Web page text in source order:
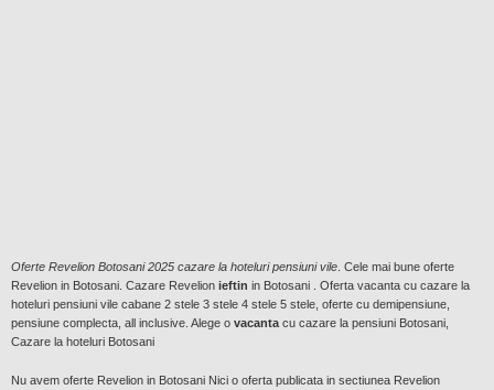
Oferte Revelion Botosani 2025 cazare la hoteluri pensiuni vile . Cele mai bune oferte
Revelion in Botosani. Cazare Revelion ieftin in Botosani . Oferta vacanta cu cazare la
hoteluri pensiuni vile cabane 2 stele 3 stele 4 stele 5 stele, oferte cu demipensiune,
pensiune complecta, all inclusive. Alege o vacanta cu cazare la pensiuni Botosani,
Cazare la hoteluri Botosani
Nu avem oferte Revelion in Botosani Nici o oferta publicata in sectiunea Revelion